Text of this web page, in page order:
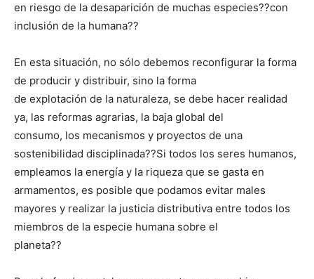
en riesgo de la desaparición de muchas especies??con
inclusión de la humana??
En esta situación, no sólo debemos reconfigurar la forma
de producir y distribuir, sino la forma
de explotación de la naturaleza, se debe hacer realidad
ya, las reformas agrarias, la baja global del
consumo, los mecanismos y proyectos de una
sostenibilidad disciplinada??Si todos los seres humanos,
empleamos la energía y la riqueza que se gasta en
armamentos, es posible que podamos evitar males
mayores y realizar la justicia distributiva entre todos los
miembros de la especie humana sobre el
planeta??